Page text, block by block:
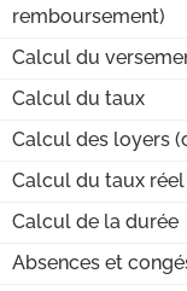
remboursement)
Calcul du
Calcul du taux
Calcul des loyers
Calcul du taux
Calcul de la durée
Absences et